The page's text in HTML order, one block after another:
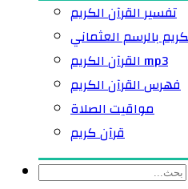
تفسير القرآن الكريم
بالرسم العثماني
القرآن الكريم mp3
فهرس القرآن الكريم
مواقيت الصلاة
قرآن كريم